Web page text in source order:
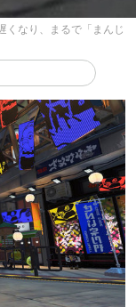
くなり、まるで「まんじ